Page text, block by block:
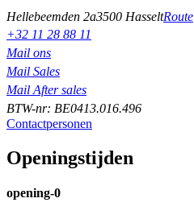
Hellebeemden 2a3500 HasseltRoute
+32 11 28 88 11
Mail ons
Mail Sales
Mail After sales
BTW-nr: BE0413.016.496
Contactpersonen
Openingstijden
opening-0